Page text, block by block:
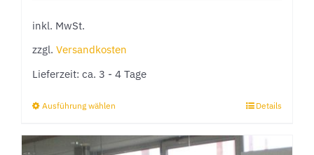
inkl. MwSt.
zzgl. Versandkosten
Lieferzeit: ca. 3 - 4 Tage
Ausführung wählen
weist
Details